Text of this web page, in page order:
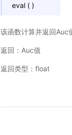
eval ( )
该函数计算并返回Auc
返回：Auc值
返回类型：float